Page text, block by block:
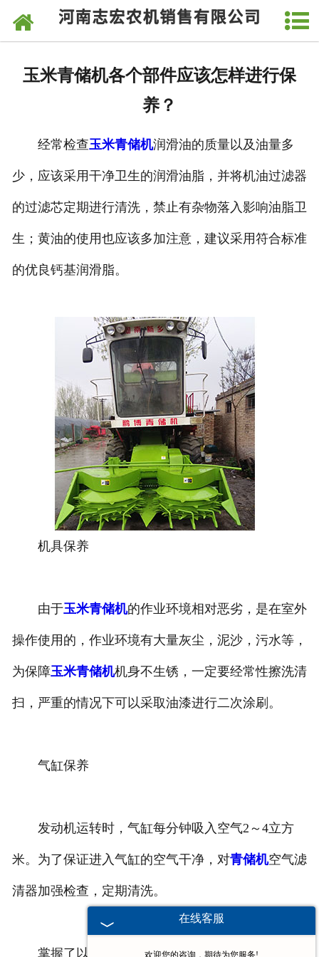
网站首页
发货现场
厂房厂貌
玉米青储机各个部件应该怎样进行保
养？
经常检查玉米青储机润滑油的质量以及油量多
少，应该采用干净卫生的润滑油脂，并将机油过滤器
的过滤芯定期进行清洗，禁止有杂物落入影响油脂卫
生；黄油的使用也应该多加注意，建议采用符合标准
的优良钙基润滑脂。
机具保养
由于玉米青储机的作业环境相对恶劣，是在室外
操作使用的，作业环境有大量灰尘，泥沙，污水等，
为保障玉米青储机机身不生锈，一定要经常性擦洗清
扫，严重的情况下可以采取油漆进行二次涂刷。
气缸保养
发动机运转时，气缸每分钟吸入空气2～4立方
米。为了保证进入气缸的空气干净，对青储机空气滤
清器加强检查，定期清洗。
掌握了以上几个关键部位的检查与保养程序，我
在线客服
欢迎您的咨询，期待为您服务!